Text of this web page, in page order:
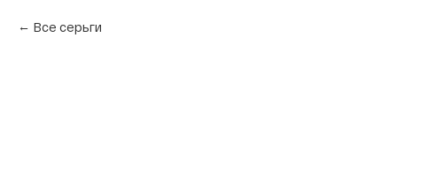
Все серьги